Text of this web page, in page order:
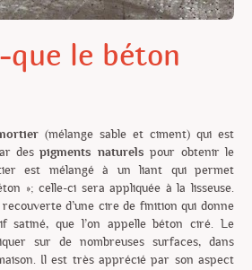
que le béton
(mélange sable et ciment) qui est
despigments naturels pour obtenir le
est mélangé à un liant qui permet
»; celle-ci sera appliquée à la lisseuse.
d’une cire de finition qui donne
satiné, que l’on appelle béton ciré. Le
sur de nombreuses surfaces, dans
Il est très apprécié par son aspect